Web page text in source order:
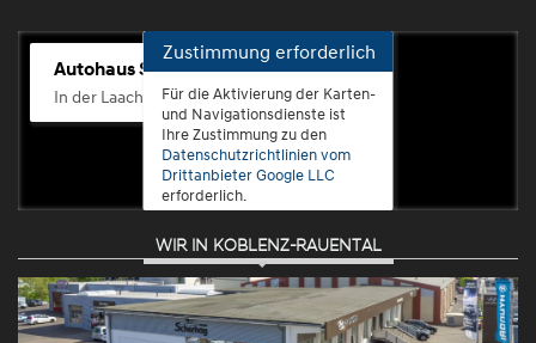
Autohaus Scherhag
In der Laach 76, 56072 Koblenz-Güls
Zustimmung erforderlich
Für die Aktivierung der Karten-
und Navigationsdienste ist
Ihre Zustimmung zu den
Datenschutzrichtlinien vom
Drittanbieter Google LLC
erforderlich.
Zustimmen
und
aktivieren
WIR IN KOBLENZ-RAUENTAL